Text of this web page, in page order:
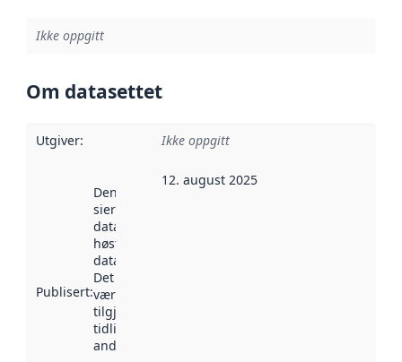
Ikke oppgitt
Om datasettet
Utgiver: Ikke oppgitt
Publisert:
Denne datoen
sier når
datasettet ble
høstet av
data.norge.no.
Det kan ha
vært
tilgjengelig
tidligere
andre steder.
12. august 2025